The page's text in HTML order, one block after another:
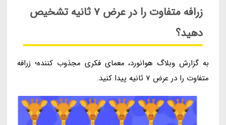
زرافه متفاوت را در عرض 7 ثانیه تشخیص
دهید؟
به گزارش وبلاگ هوانورد، معمای فکری مجذوب کننده؛ زرافه
متفاوت را در عرض 7 ثانیه پیدا کنید.